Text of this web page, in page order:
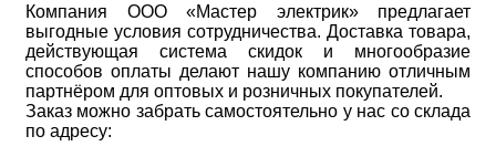
Компания ООО «Мастер электрик» предлагает
выгодные условия сотрудничества. Доставка товара,
действующая система скидок и многообразие
способов оплаты делают нашу компанию отличным
партнёром для оптовых и розничных покупателей.
Заказ можно забрать самостоятельно у нас со склада
по адресу: